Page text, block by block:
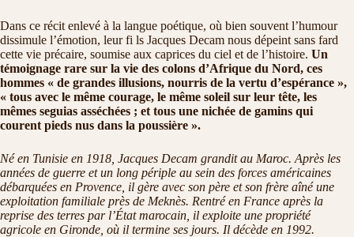
Dans ce récit enlevé à la langue poétique, où bien souvent l’humour
dissimule l’émotion, leur fi ls Jacques Decam nous dépeint sans fard
cette vie précaire, soumise aux caprices du ciel et de l’histoire. Un
témoignage rare sur la vie des colons d’Afrique du Nord, ces
hommes « de grandes illusions, nourris de la vertu d’espérance »,
« tous avec le même courage, le même soleil sur leur tête, les
mêmes seguias asséchées ; et tous une nichée de gamins qui
courent pieds nus dans la poussière ».
Né en Tunisie en 1918, Jacques Decam grandit au Maroc. Après les
années de guerre et un long périple au sein des forces américaines
débarquées en Provence, il gère avec son père et son frère aîné une
exploitation familiale près de Meknès. Rentré en France après la
reprise des terres par l’État marocain, il exploite une propriété
agricole en Gironde, où il termine ses jours. Il décède en 1992.